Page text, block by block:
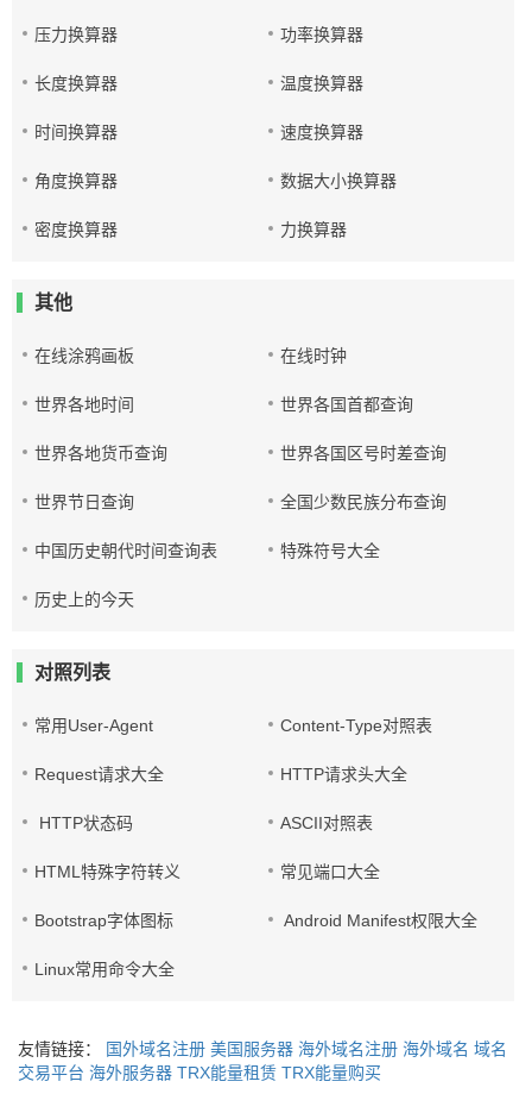
压力换算器 功率换算器
长度换算器 温度换算器
时间换算器 速度换算器
角度换算器 数据大小换算器
密度换算器 力换算器
其他
在线涂鸦画板 在线时钟
世界各地时间 世界各国首都查询
世界各地货币查询 世界各国区号时差查询
世界节日查询 全国少数民族分布查询
中国历史朝代时间查询表 特殊符号大全
历史上的今天
对照列表
常用User-Agent Content-Type对照表
Request请求大全 HTTP请求头大全
HTTP状态码 ASCII对照表
HTML特殊字符转义 常见端口大全
Bootstrap字体图标 Android Manifest权限大全
Linux常用命令大全
友情链接： 国外域名注册 美国服务器 海外域名注册 海外域名 域名
交易平台 海外服务器 TRX能量租赁 TRX能量购买